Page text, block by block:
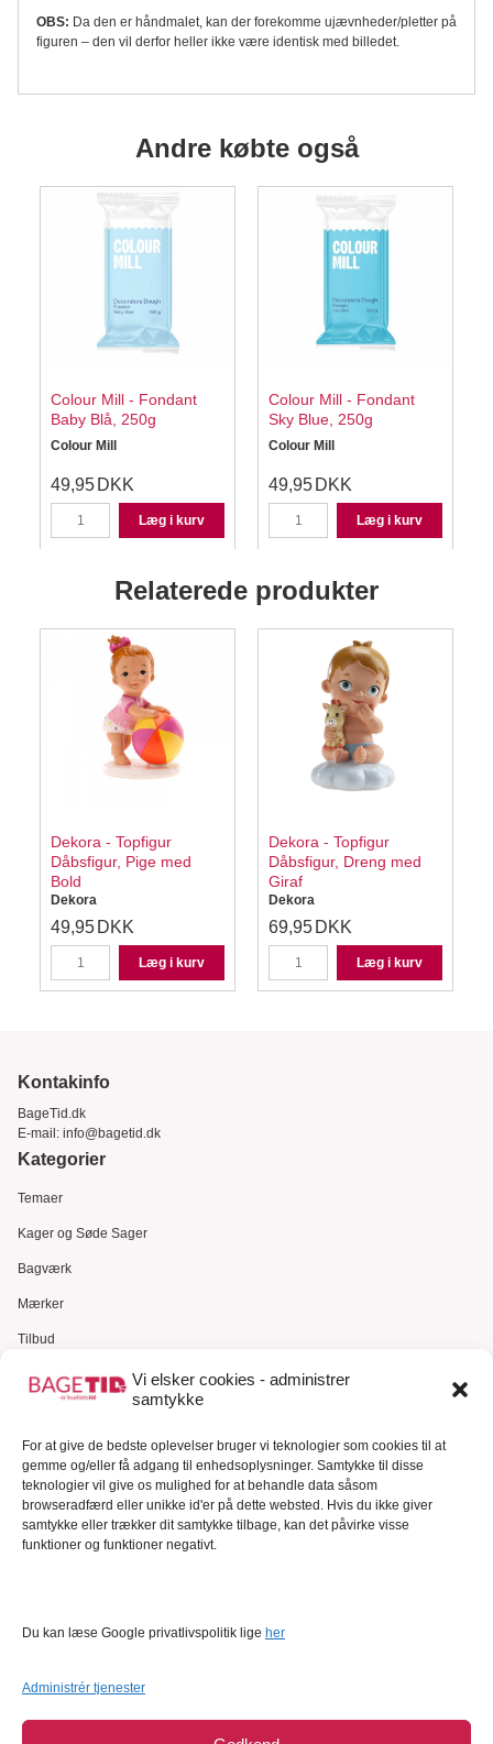
Vi elsker cookies - administrer
samtykke
For at give de bedste oplevelser bruger vi teknologier som cookies til at
gemme og/eller få adgang til enhedsoplysninger. Samtykke til disse
teknologier vil give os mulighed for at behandle data såsom
browseradfærd eller unikke id'er på dette websted. Hvis du ikke giver
samtykke eller trækker dit samtykke tilbage, kan det påvirke visse
funktioner og funktioner negativt.
Du kan læse Google privatlivspolitik lige her
Administrér tjenester
OBS: Da den er håndmalet, kan der forekomme ujævnheder/pletter på
figuren – den vil derfor heller ikke være identisk med billedet.
Andre købte også
Colour Mill - Fondant
Baby Blå, 250g
Colour Mill
49,95 DKK
Læg i kurv
Colour Mill - Fondant
Sky Blue, 250g
Colour Mill
49,95 DKK
Læg i kurv
Relaterede produkter
Dekora - Topfigur
Dåbsfigur, Pige med
Bold
Dekora
49,95 DKK
Læg i kurv
Dekora - Topfigur
Dåbsfigur, Dreng med
Giraf
Dekora
69,95 DKK
Læg i kurv
Kontakinfo
BageTid.dk
E-mail: info@bagetid.dk
Kategorier
Temaer
Kager og Søde Sager
Bagværk
Mærker
Tilbud
Gavekort
Kundeservice
Kundeservice
FAQ – Ofte stillede spørgsmål
Om Bagetid.dk
Se Fødevarestyrelsens smiley-rapporter